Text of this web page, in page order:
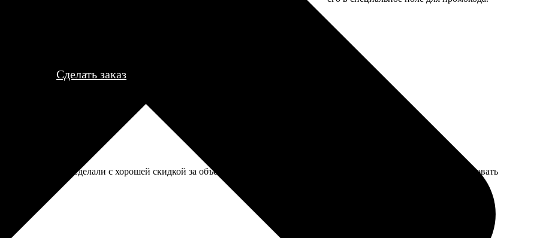
деталей.
Сделать заказ
кафе. Сделали с хорошей скидкой за объем, уложились в сроки. Поставщик надежный, можно рекомендовать